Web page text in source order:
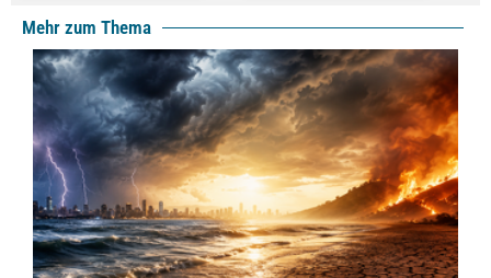
Mehr zum Thema